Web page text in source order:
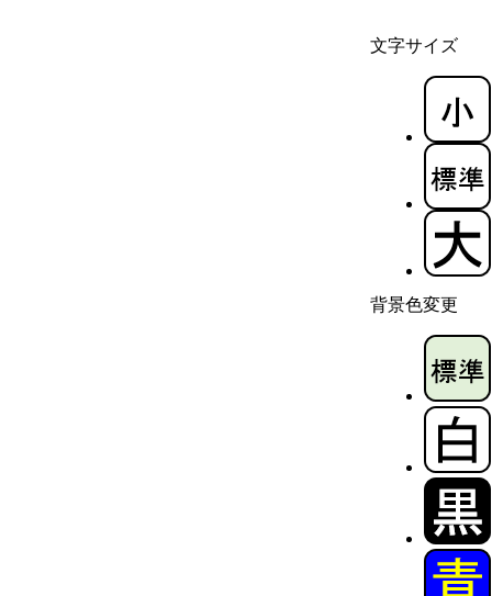
文字サイズ
背景色変更